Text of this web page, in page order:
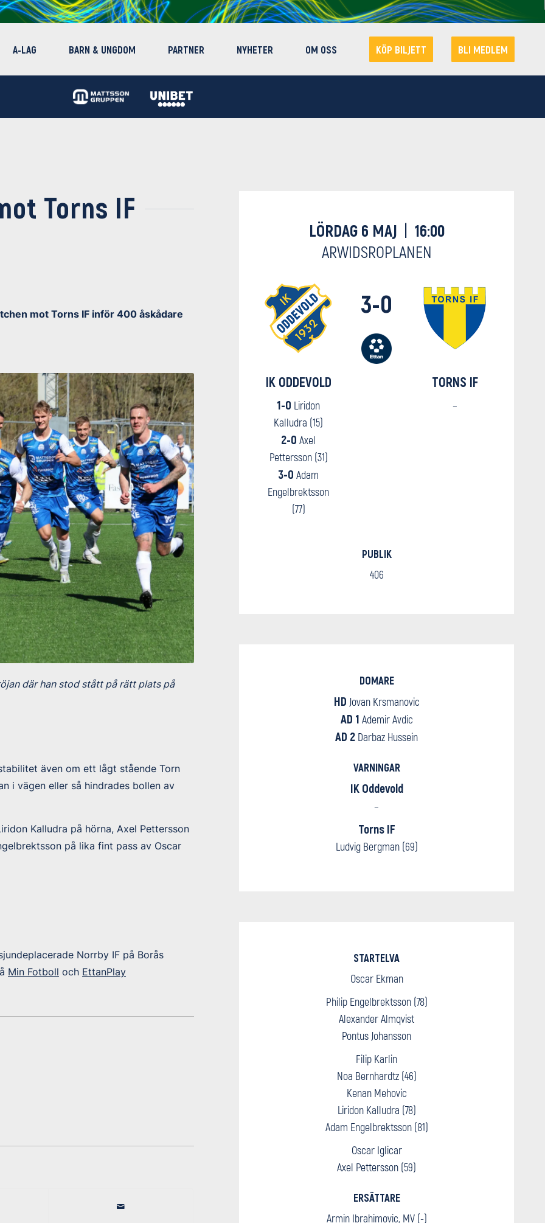
A-LAG BARN & UNGDOM PARTNER NYHETER OM OSS KÖP BILJETT BLI MEDLEM
Torns IF
mot Torns IF inför 400 åskådare
där han stod stått på rätt plats på
även om ett lågt stående Torn
i vägen eller så hindrades bollen av
Kalludra på hörna, Axel Pettersson
på lika fint pass av Oscar
Norrby IF på Borås
Min Fotboll och EttanPlay
LÖRDAG 6 MAJ | 16:00
ARWIDSROPLANEN
IK ODDEVOLD
1-0 Liridon
Kalludra (15)
2-0Axel
Pettersson (31)
3-0Adam
Engelbrektsson
(77)
3-0
TORNS IF
–
PUBLIK
406
DOMARE
HD Jovan Krsmanovic
AD 1 Ademir Avdic
AD 2 Darbaz Hussein
VARNINGAR
IK Oddevold
–
Torns IF
Ludvig Bergman (69)
STARTELVA
Oscar Ekman
Philip Engelbrektsson (78)
Alexander Almqvist
Pontus Johansson
Filip Karlin
Noa Bernhardtz (46)
Kenan Mehovic
Liridon Kalludra (78)
Adam Engelbrektsson (81)
Oscar Iglicar
Axel Pettersson (59)
ERSÄTTARE
Armin Ibrahimovic, MV (-)